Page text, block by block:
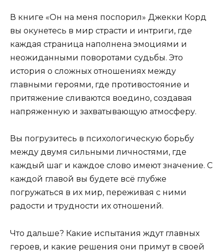
В книге «Он на меня поспорил» Джекки Корд
вы окунетесь в мир страсти и интриги, где
каждая страница наполнена эмоциями и
неожиданными поворотами судьбы. Это
история о сложных отношениях между
главными героями, где противостояние и
притяжение сливаются воедино, создавая
напряженную и захватывающую атмосферу.
Вы погрузитесь в психологическую борьбу
между двумя сильными личностями, где
каждый шаг и каждое слово имеют значение. С
каждой главой вы будете всё глубже
погружаться в их мир, переживая с ними
радости и трудности их отношений.
Что дальше? Какие испытания ждут главных
героев, и какие решения они примут в своей